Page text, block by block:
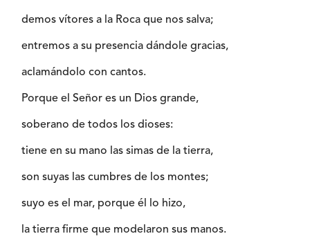
demos vítores a la Roca que nos salva;
entremos a su presencia dándole gracias,
aclamándolo con cantos.
Porque el Señor es un Dios grande,
soberano de todos los dioses:
tiene en su mano las simas de la tierra,
son suyas las cumbres de los montes;
suyo es el mar, porque él lo hizo,
la tierra firme que modelaron sus manos.